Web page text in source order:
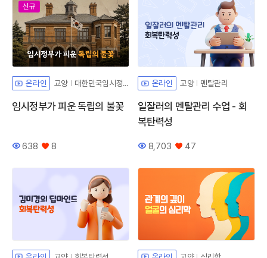
신규
온라인 교양 대한민국임시정부
임시정부가 피운 독립의 불꽃
조회수
638
좋아요
8
온라인 교양 멘탈관리
일잘러의 멘탈관리 수업 - 회
복탄력성
조회수
8,703
좋아요
47